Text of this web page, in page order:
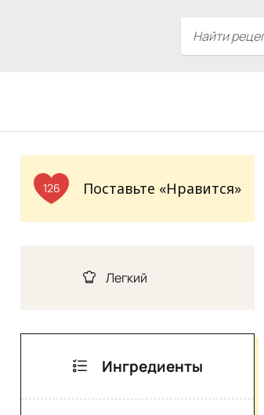
126 Поставьте «Нравится»
Легкий
Ингредиенты